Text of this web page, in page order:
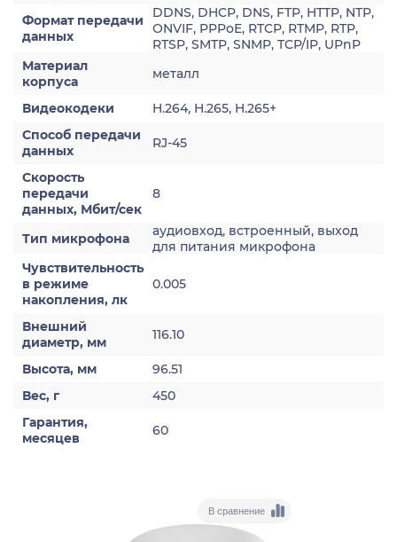
Формат передачи
данных
DDNS, DHCP, DNS, FTP, HTTP, NTP,
ONVIF, PPPoE, RTCP, RTMP, RTP,
RTSP, SMTP, SNMP, TCP/IP, UPnP
Материал
корпуса
металл
Видеокодеки
H.264, H.265, H.265+
Способ передачи
данных
RJ-45
Скорость
передачи
данных, Мбит/сек
8
Тип микрофона
аудиовход, встроенный, выход
для питания микрофона
Чувствительность
в режиме
накопления, лк
0.005
Внешний
диаметр, мм
116.10
Высота, мм
96.51
Вес, г
450
Гарантия,
месяцев
60
В сравнение